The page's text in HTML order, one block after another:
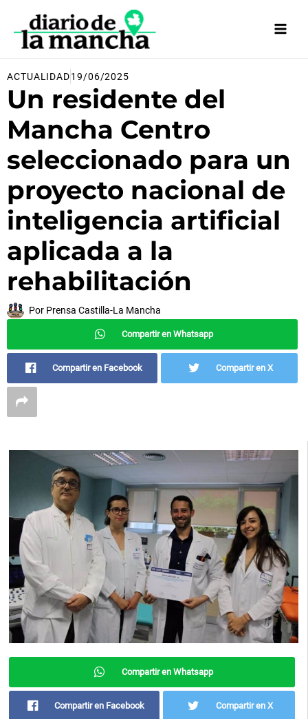
contenido
ACTUALIDAD19/06/2025
Un residente del
Mancha Centro
seleccionado para un
proyecto nacional de
inteligencia artificial
aplicada a la
rehabilitación
Por Prensa Castilla-La Mancha
Compartir en Whatsapp
Compartir en Facebook Compartir en X
Compartir en Whatsapp
Compartir en Facebook Compartir en X